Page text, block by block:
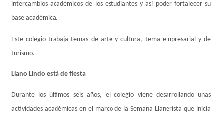
intercambios académicos de los estudiantes y así poder fortalecer su
base académica.
Este colegio trabaja temas de arte y cultura, tema empresarial y de
turismo.
Llano Lindo está de fiesta
Durante los últimos seis años, el colegio viene desarrollando unas
actividades académicas en el marco de la Semana Llanerista que inicia